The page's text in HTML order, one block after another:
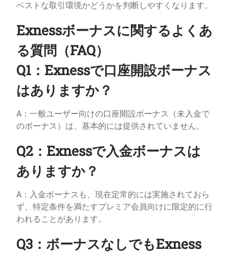
ベストな取引環境かどうかを判断しやすくなります。
Exnessボーナスに関するよくあ
る質問（FAQ）
Q1：Exnessで口座開設ボーナス
はありますか？
A：一般ユーザー向けの口座開設ボーナス（未入金で
のボーナス）は、基本的には提供されていません。
Q2：Exnessで入金ボーナスは
ありますか？
A：入金ボーナスも、現在定常的には実施されておら
ず、特定条件を満たすプレミア会員向けに限定的に行
われることがあります。
Q3：ボーナスなしでもExness